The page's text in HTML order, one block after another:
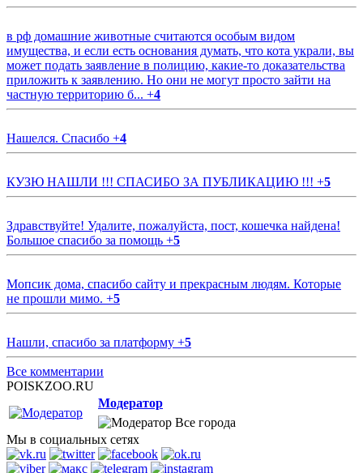
в рф домашние животные считаются особым видом
имущества, и если есть основания думать, что кота украли, вы
может подать заявление в полицию, какие-то доказательства
приложить к заявлению. Но они не могут просто зайти на
частную территорию б... +4
Нашелся. Спасибо +4
КУЗЮ НАШЛИ !!! СПАСИБО ЗА ПУБЛИКАЦИЮ !!! +5
Здравствуйте! Удалите, пожалуйста, пост, кошечка найдена!
Большое спасибо за помощь +5
Мопсик дома, спасибо сайту и прекрасным людям. Которые
не прошли мимо. +5
Нашли, спасибо за платформу +5
Все комментарии
POISKZOO.RU
Модератор
Все города
Мы в социальных сетях